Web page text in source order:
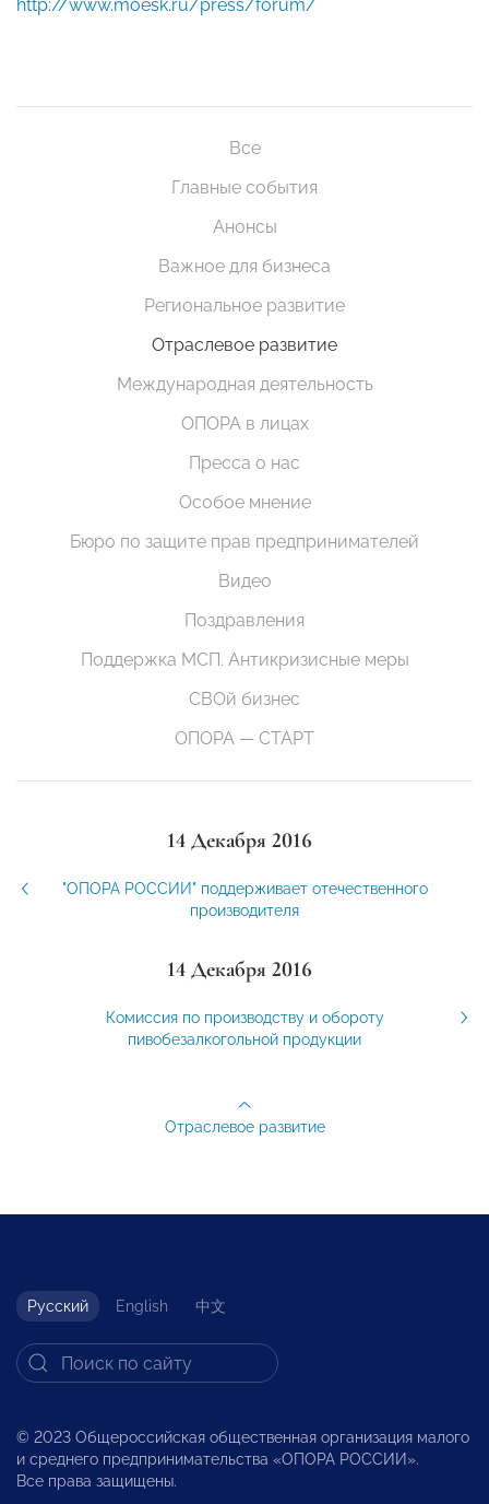
http://www.moesk.ru/press/forum/
Все
Главные события
Анонсы
Важное для бизнеса
Региональное развитие
Отраслевое развитие
Международная деятельность
ОПОРА в лицах
Пресса о нас
Особое мнение
Бюро по защите прав предпринимателей
Видео
Поздравления
Поддержка МСП. Антикризисные меры
СВОй бизнес
ОПОРА — СТАРТ
14 Декабря 2016
"ОПОРА РОССИИ" поддерживает отечественного
производителя
14 Декабря 2016
Комиссия по производству и обороту
пивобезалкогольной продукции
Отраслевое развитие
Русский English 中文
© 2023 Общероссийская общественная организация малого
и среднего предпринимательства «ОПОРА РОССИИ».
Все права защищены.